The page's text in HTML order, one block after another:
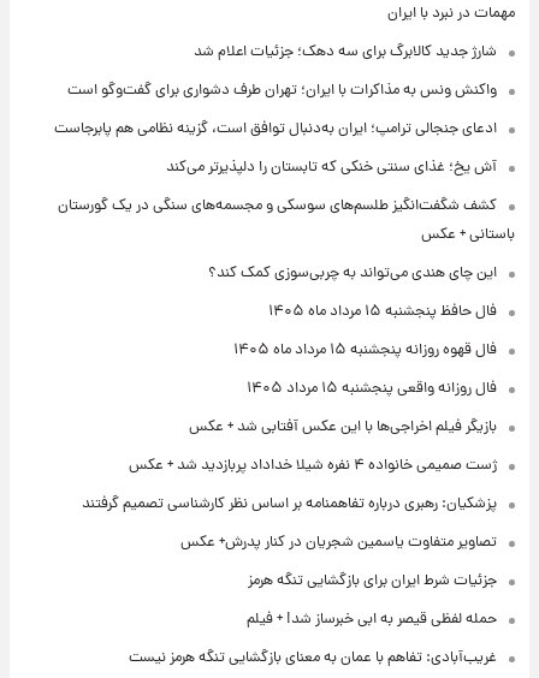
مهمات در نبرد با ایران
شارژ جدید کالابرگ برای سه دهک؛ جزئیات اعلام شد
واکنش ونس به مذاکرات با ایران؛ تهران طرف دشواری برای گفت‌وگو است
ادعای جنجالی ترامپ؛ ایران به‌دنبال توافق است، گزینه نظامی هم پابرجاست
آش یخ؛ غذای سنتی خنکی که تابستان را دلپذیرتر می‌کند
کشف شگفت‌انگیز طلسم‌های سوسکی و مجسمه‌های سنگی در یک گورستان
باستانی + عکس
این چای هندی می‌تواند به چربی‌سوزی کمک کند؟
فال حافظ پنجشنبه ۱۵ مرداد ماه ۱۴۰۵
فال قهوه روزانه پنجشنبه ۱۵ مرداد ماه ۱۴۰۵
فال روزانه واقعی پنجشنبه ۱۵ مرداد ۱۴۰۵
بازیگر فیلم اخراجی‌ها با این عکس آفتابی شد + عکس
ژست صمیمی خانواده ۴ نفره شیلا خداداد پربازدید شد + عکس
پزشکیان: رهبری درباره تفاهمنامه بر اساس نظر کارشناسی تصمیم گرفتند
تصاویر متفاوت یاسمین شجریان در کنار پدرش+ عکس
جزئیات شرط ایران برای بازگشایی تنگه هرمز
حمله لفظی قیصر به ابی خبرساز شد! + فیلم
غریب‌آبادی: تفاهم با عمان به معنای بازگشایی تنگه هرمز نیست